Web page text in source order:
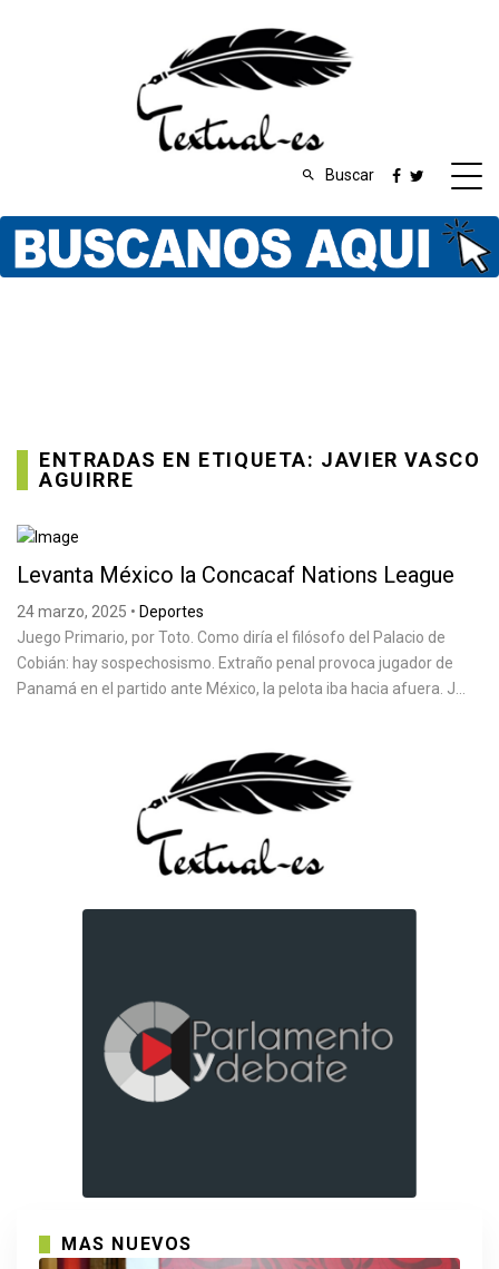
Buscar
ENTRADAS EN ETIQUETA: JAVIER VASCO
AGUIRRE
Levanta México la Concacaf Nations League
24 marzo, 2025 • Deportes
Juego Primario, por Toto. Como diría el filósofo del Palacio de
Cobián: hay sospechosismo. Extraño penal provoca jugador de
Panamá en el partido ante México, la pelota iba hacia afuera. J...
MAS NUEVOS